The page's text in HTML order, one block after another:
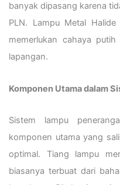
banyak dipasang karena
PLN. Lampu Metal
memerlukan cahaya
lapangan.
Komponen Utama dalam
Sistem lampu
komponen utama yang
optimal. Tiang lampu
biasanya terbuat dari